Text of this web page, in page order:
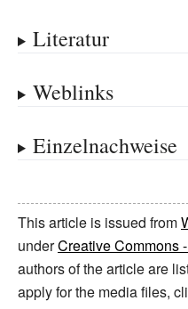
Literatur
Weblinks
Einzelnachweise
This article is issued from
underCreative Commons
authors of the article are
apply for the media files,